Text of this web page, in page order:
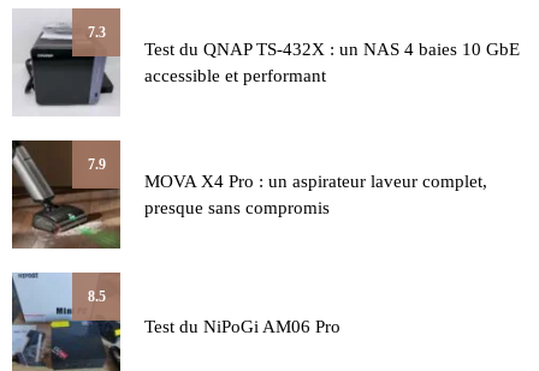
7.3
Test du QNAP TS-432X : un NAS 4 baies 10 GbE
accessible et performant
7.9
MOVA X4 Pro : un aspirateur laveur complet,
presque sans compromis
8.5
Test du NiPoGi AM06 Pro